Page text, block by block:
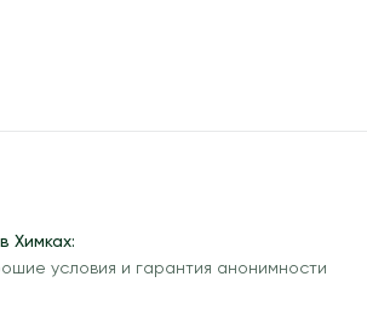
Химках:
условия и гарантия анонимности